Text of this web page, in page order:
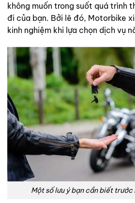
không muốn trong suốt quá trình
đi của bạn. Bởi lẽ đó, Motorbike
kinh nghiệm khi lựa chọn dịch vụ
Một số lưu ý bạn cần biết trước